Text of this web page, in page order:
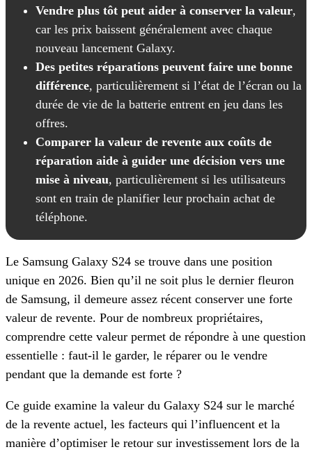
Vendre plus tôt peut aider à conserver la valeur,
car les prix baissent généralement avec chaque
nouveau lancement Galaxy.
Des petites réparations peuvent faire une bonne
différence, particulièrement si l’état de l’écran ou la
durée de vie de la batterie entrent en jeu dans les
offres.
Comparer la valeur de revente aux coûts de
réparation aide à guider une décision vers une
mise à niveau, particulièrement si les utilisateurs
sont en train de planifier leur prochain achat de
téléphone.
Le Samsung Galaxy S24 se trouve dans une position
unique en 2026. Bien qu’il ne soit plus le dernier fleuron
de Samsung, il demeure assez récent conserver une forte
valeur de revente. Pour de nombreux propriétaires,
comprendre cette valeur permet de répondre à une question
essentielle : faut-il le garder, le réparer ou le vendre
pendant que la demande est forte ?
Ce guide examine la valeur du Galaxy S24 sur le marché
de la revente actuel, les facteurs qui l’influencent et la
manière d’optimiser le retour sur investissement lors de la